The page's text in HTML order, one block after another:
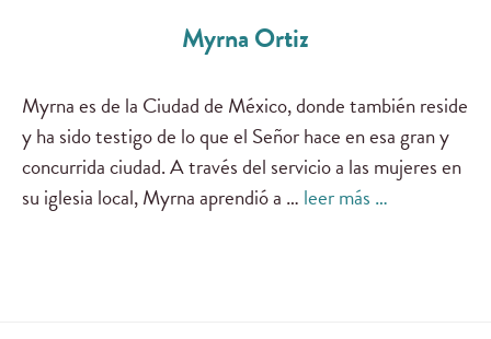
Myrna Ortiz
Myrna es de la Ciudad de México, donde también reside
y ha sido testigo de lo que el Señor hace en esa gran y
concurrida ciudad. A través del servicio a las mujeres en
su iglesia local, Myrna aprendió a … leer más …